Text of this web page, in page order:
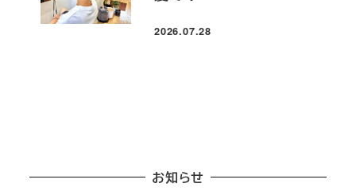
投稿日
2026.07.28
お知らせ